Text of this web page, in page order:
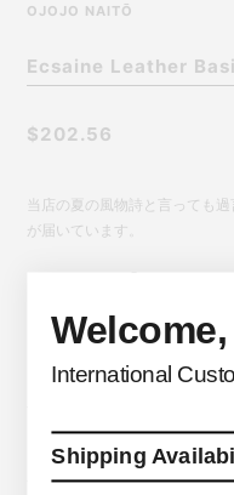
Welcome,
International
Shipping
OJOJO NAITŌ
Ecsaine Leather
$202.56
当店の夏の風物詩と言っても
が届いています。
うりと言う日本の伝統的な履
＜OJOJO NAITŌ＞のベーシ
ど、厳選した素材のみを使用
ったりとフィットして力が入
サンダルにあった「長く履く